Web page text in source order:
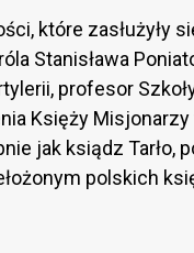
które zasłużyły
Stanisława
profesor
Księży
jak ksiądz
polskich